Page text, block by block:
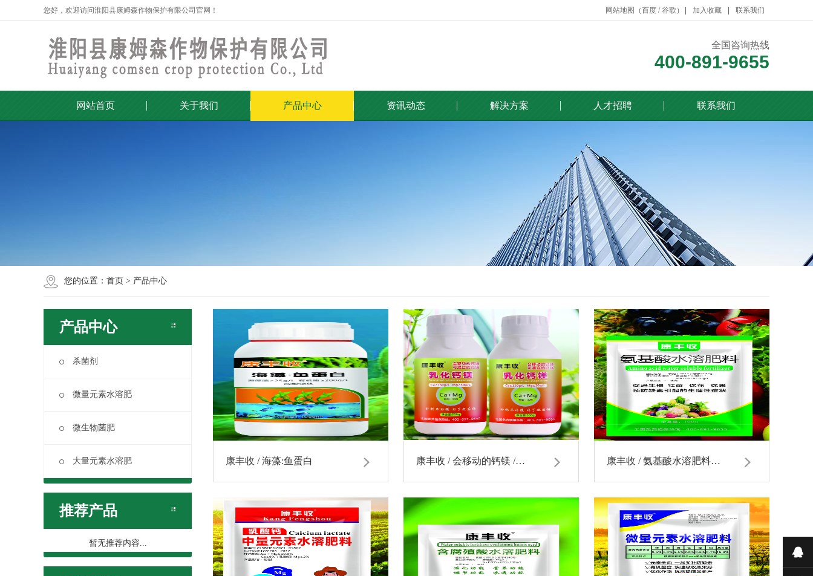
网站地图（百度 /谷歌 ） 加入收藏 联系我们
您好，欢迎访问淮阳县康姆森作物保护有限公司官网！
全国咨询热线
400-891-9655
网站首页 关于我们 产品中心 资讯动态 解决方案 人才招聘 联系我们
您的位置： 首页 > 产品中心
产品中心
杀菌剂
微量元素水溶肥
微生物菌肥
大量元素水溶肥
推荐产品
暂无推荐内容...
康丰收 / 海藻:鱼蛋白 康丰收 / 会移动的钙镁 /… 康丰收 / 氨基酸水溶肥料…
在